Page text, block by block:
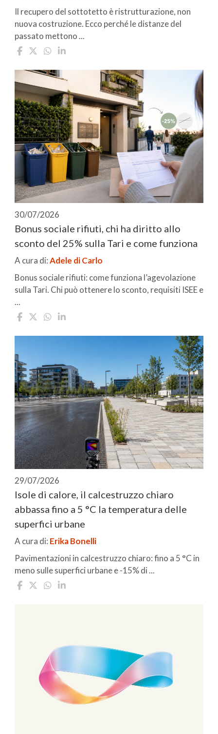
Il recupero del sottotetto è ristrutturazione, non
nuova costruzione. Ecco perché le distanze del
passato mettono ...
30/07/2026
Bonus sociale rifiuti, chi ha diritto allo
sconto del 25% sulla Tari e come funziona
A cura di:Adele di Carlo
Bonus sociale rifiuti: come funziona l’agevolazione
sulla Tari. Chi può ottenere lo sconto, requisiti ISEE e
...
29/07/2026
Isole di calore, il calcestruzzo chiaro
abbassa fino a 5 °C la temperatura delle
superfici urbane
A cura di: Erika Bonelli
Pavimentazioni in calcestruzzo chiaro: fino a 5 °C in
meno sulle superfici urbane e -15% di ...